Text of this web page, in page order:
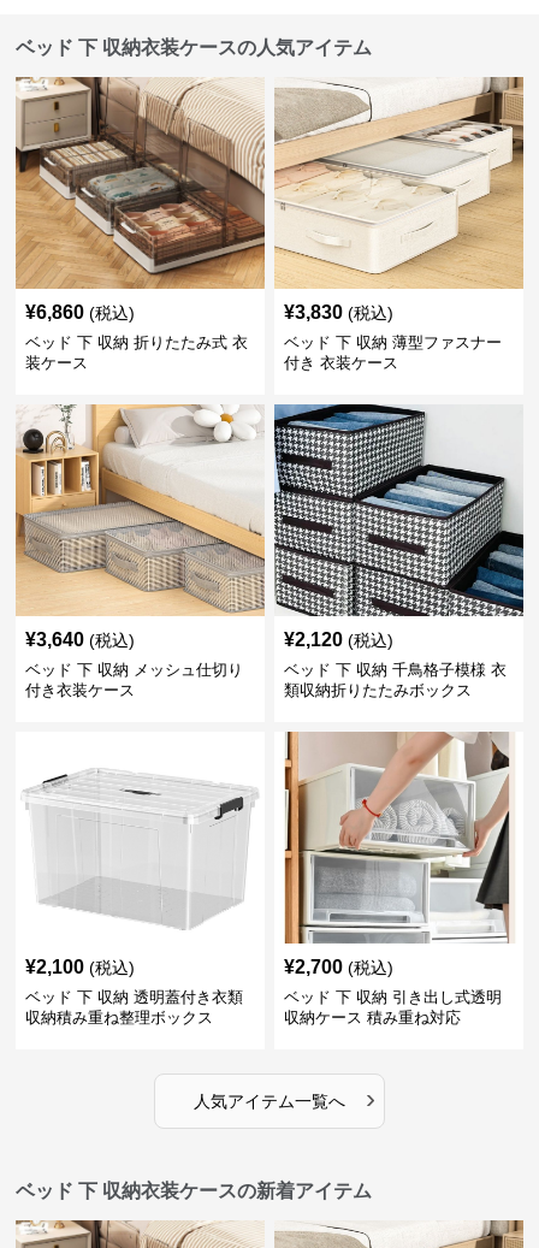
ベッド 下 収納衣装ケースの人気アイテム
¥6,860 (税込)
ベッド 下 収納 折りたたみ式 衣
装ケース
¥3,830 (税込)
ベッド 下 収納 薄型ファスナー
付き 衣装ケース
¥3,640 (税込)
ベッド 下 収納 メッシュ仕切り
付き衣装ケース
¥2,120 (税込)
ベッド 下 収納 千鳥格子模様 衣
類収納折りたたみボックス
¥2,100 (税込)
ベッド 下 収納 透明蓋付き衣類
収納積み重ね整理ボックス
¥2,700 (税込)
ベッド 下 収納 引き出し式透明
収納ケース 積み重ね対応
人気アイテム一覧へ ›
ベッド 下 収納衣装ケースの新着アイテム